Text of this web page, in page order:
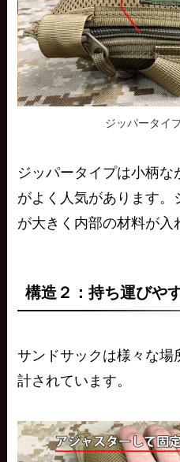
ジッパータイ
ジッパータイプは小柄な
がよく人気があります。
が大きく内部の材料が入
構造２：持ち運びや
サンドサックは様々な場
計されています。